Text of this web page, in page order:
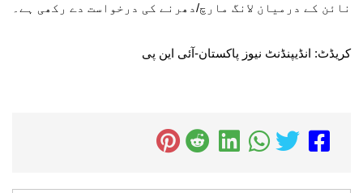
نائن کے درمیان لانگ مارچ/دھرنے کی درخواست دے رکھی ہے۔
کریڈٹ: انڈیپنڈنٹ نیوز پاکستان-آئی این پی